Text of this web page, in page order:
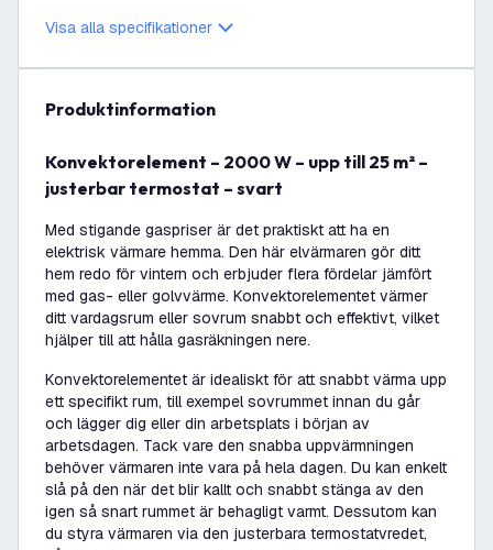
Visa alla specifikationer
produktinformation
Konvektorelement – 2000 W – upp till 25 m² –
justerbar termostat – svart
Med stigande gaspriser är det praktiskt att ha en
elektrisk värmare hemma. Den här elvärmaren gör ditt
hem redo för vintern och erbjuder flera fördelar jämfört
med gas- eller golvvärme. Konvektorelementet värmer
ditt vardagsrum eller sovrum snabbt och effektivt, vilket
hjälper till att hålla gasräkningen nere.
Konvektorelementet är idealiskt för att snabbt värma upp
ett specifikt rum, till exempel sovrummet innan du går
och lägger dig eller din arbetsplats i början av
arbetsdagen. Tack vare den snabba uppvärmningen
behöver värmaren inte vara på hela dagen. Du kan enkelt
slå på den när det blir kallt och snabbt stänga av den
igen så snart rummet är behagligt varmt. Dessutom kan
du styra värmaren via den justerbara termostatvredet,